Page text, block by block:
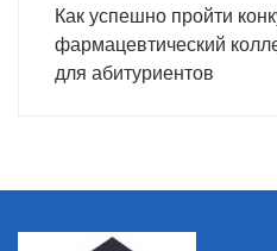
Как успешно пройти
фармацевтический
для абитуриентов